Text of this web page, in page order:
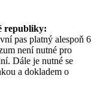
republiky:
pas platný alespoň 6
není nutné pro
Dále je nutné se
a dokladem o